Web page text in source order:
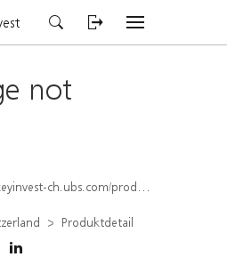
not
produkt/detail/index/isin/CH1581624975
Produktdetail